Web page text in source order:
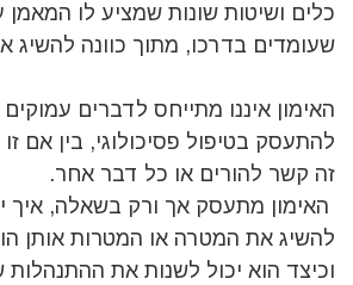
כלים ושיטות שונות שמציע לו המאמן
שעומדים בדרכו, מתוך כוונה להשיג
האימון איננו מתייחס לדברים
להתעסק בטיפול פסיכולוגי, בין אם
זה קשר להורים או כל דבר אחר.
האימון מתעסק אך ורק בשאלה, איך
להשיג את המטרה או המטרות אותן
וכיצד הוא יכול לשנות את